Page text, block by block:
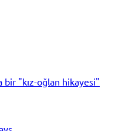
bir "kız-oğlan hikayesi"